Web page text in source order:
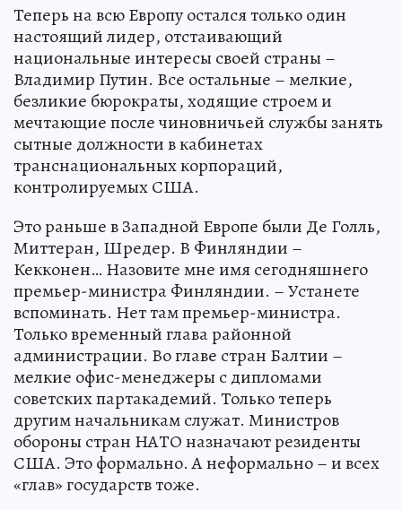
Теперь на всю Европу остался только один
настоящий лидер, отстаивающий
национальные интересы своей страны –
Владимир Путин. Все остальные – мелкие,
безликие бюрократы, ходящие строем и
мечтающие после чиновничьей службы занять
сытные должности в кабинетах
транснациональных корпораций,
контролируемых США.
Это раньше в Западной Европе были Де Голль,
Миттеран, Шредер. В Финляндии –
Кекконен… Назовите мне имя сегодняшнего
премьер-министра Финляндии. – Устанете
вспоминать. Нет там премьер-министра.
Только временный глава районной
администрации. Во главе стран Балтии –
мелкие офис-менеджеры с дипломами
советских партакадемий. Только теперь
другим начальникам служат. Министров
обороны стран НАТО назначают резиденты
США. Это формально. А неформально – и всех
«глав» государств тоже.